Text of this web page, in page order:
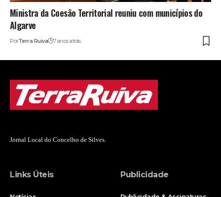
Ministra da Coesão Territorial reuniu com municípios do
Algarve
PorTerra Ruiva 7 anos atrás
Jornal Local do Concelho de Silves.
Links Úteis Publicidade